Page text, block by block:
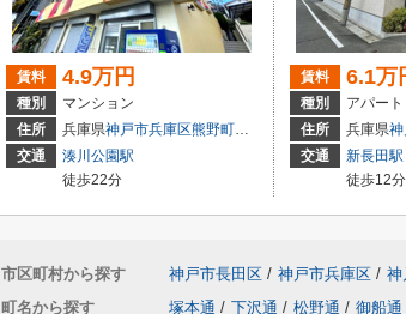
賃料 4.9万円
種別
マンション
住所
兵庫県神戸市兵庫区熊野町４丁目
交通
湊川公園駅
徒歩22分
賃料 6.1万
種別
アパート
住所
兵庫県神
交通
新長田駅
徒歩12分
市区町村から探す 神戸市長田区 / 神戸市兵庫区 / 神
町名から探す
塚本通 / 下沢通 / 松野通 / 御船通